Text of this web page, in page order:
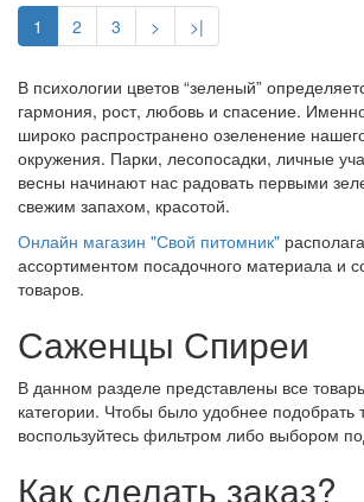
1 2 3 > >|
В психологии цветов “зеленый”
гармония, рост, любовь и спасение.
широко распространено озеленение
окружения. Парки, лесопосадки, личные
весны начинают нас радовать первыми
свежим запахом, красотой.
Онлайн магазин "Свой питомник"
ассортиментом посадочного материала и
товаров.
Саженцы Спиреи
В данном разделе представлены все
категории. Чтобы было удобнее подобрать
воспользуйтесь фильтром либо выбором
Как сделать заказ?